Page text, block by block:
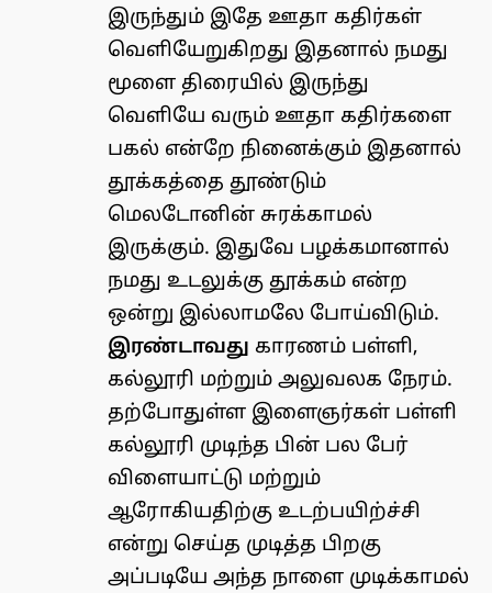
இருந்தும் இதே ஊதா கதிர்கள்
வெளியேறுகிறது இதனால் நமது
மூளை திரையில் இருந்து
வெளியே வரும் ஊதா கதிர்களை
பகல் என்றே நினைக்கும் இதனால்
தூக்கத்தை தூண்டும்
மெலடோனின் சுரக்காமல்
இருக்கும். இதுவே பழக்கமானால்
நமது உடலுக்கு தூக்கம் என்ற
ஒன்று இல்லாமலே போய்விடும்.
இரண்டாவது காரணம் பள்ளி,
கல்லூரி மற்றும் அலுவலக நேரம்.
தற்போதுள்ள இளைஞர்கள் பள்ளி
கல்லூரி முடிந்த பின் பல பேர்
விளையாட்டு மற்றும்
ஆரோகியதிற்கு உடற்பயிற்ச்சி
என்று செய்த முடித்த பிறகு
அப்படியே அந்த நாளை முடிக்காமல்